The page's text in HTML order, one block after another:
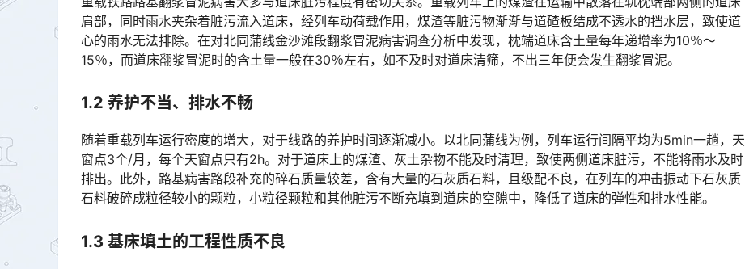
肩部，同时雨水夹杂着脏污流入道床，经列车动荷载作用，煤渣等脏污物渐渐与道碴板结成不透水的挡水层，致使道
心的雨水无法排除。在对北同蒲线金沙滩段翻浆冒泥病害调查分析中发现，枕端道床含土量每年递增率为10％～
15％，而道床翻浆冒泥时的含土量一般在30％左右，如不及时对道床清筛，不出三年便会发生翻浆冒泥。󠅅󠅃󠄵󠅂󠄪󠇖󠆨󠆨󠇕󠆞󠆒󠅬󠇘󠆭󠆘󠇙󠆝󠅵󠇗󠆭󠆁󠄐󠇗󠅹󠅸󠇖󠆍󠅳󠇖󠅹󠅰󠇖󠆌󠅹
1.2 养护不当、排水不畅
随着重载列车运行密度的增大，对于线路的养护时间逐渐减小。以北同蒲线为例，列车运行间隔平均为5min一趟，天
窗点3个/月，每个天窗点只有2h。对于道床上的煤渣、灰土杂物不能及时清理，致使两侧道床脏污，不能将雨水及时
排出。此外，路基病害路段补充的碎石质量较差，含有大量的石灰质石料，且级配不良，在列车的冲击振动下石灰质
石料破碎成粒径较小的颗粒，小粒径颗粒和其他脏污不断充填到道床的空隙中，降低了道床的弹性和排水性能。󠅅󠅃󠄵󠅂󠄪󠇖󠆨󠆨󠇕󠆞󠆒󠅬󠇘󠆭󠆘󠇙󠆝󠅵󠇗󠆭󠆁󠄐󠇗󠅹󠅸󠇖󠆍󠅳󠇖󠅹󠅰󠇖󠆌󠅹
1.3 基床填土的工程性质不良